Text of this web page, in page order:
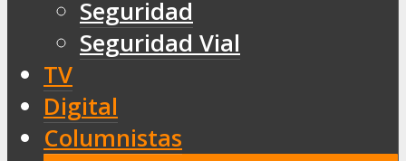
Seguridad
Seguridad Vial
TV
Digital
Columnistas